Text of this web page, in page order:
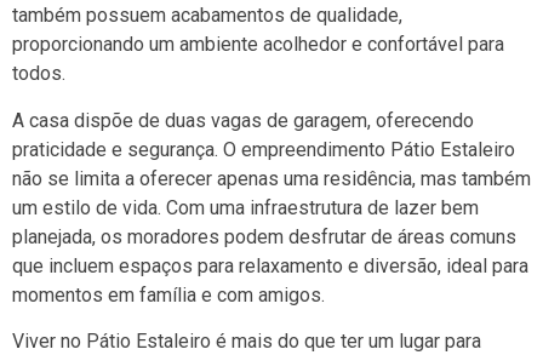
também possuem acabamentos de qualidade,
proporcionando um ambiente acolhedor e confortável para
todos.
A casa dispõe de duas vagas de garagem, oferecendo
praticidade e segurança. O empreendimento Pátio Estaleiro
não se limita a oferecer apenas uma residência, mas também
um estilo de vida. Com uma infraestrutura de lazer bem
planejada, os moradores podem desfrutar de áreas comuns
que incluem espaços para relaxamento e diversão, ideal para
momentos em família e com amigos.
Viver no Pátio Estaleiro é mais do que ter um lugar para